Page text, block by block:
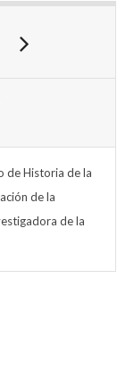
de Historia de la
de la
de la